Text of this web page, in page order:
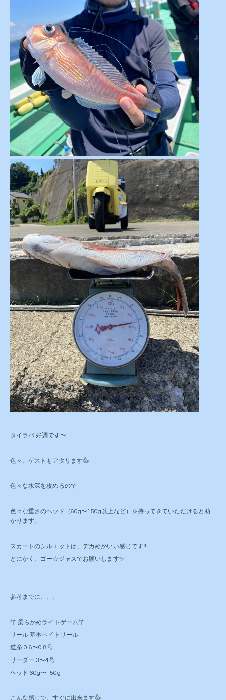
タイラバ 好調です〜
色々、ゲストもアタリます👍
色々な水深を攻めるので
色々な重さのヘッド（60g〜150g以上など）を持ってきていただけると助
かります。
スカートのシルエットは、デカめがいい感じです‼️
とにかく、ゴー☆ジャスでお願いします✨
参考までに、、、
竿:柔らかめライトゲーム竿
リール:基本ベイトリール
道糸:0.6〜0.8号
リーダー:3〜4号
ヘッド:60g〜150g
こんな感じで、すぐに出来ます👍